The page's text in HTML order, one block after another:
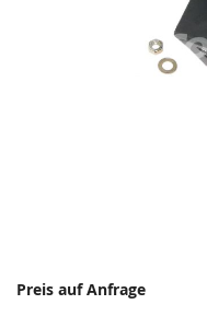
Preis auf Anfrage
Springe